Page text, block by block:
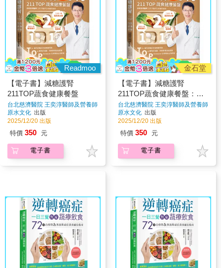
Readmoo
【電子書】減糖護腎
211TOP蔬食健康餐盤
台北慈濟醫院 王奕淳醫師及營養師
團隊著
原水文化 出版
2025/12/20 出版
特價 350 元
電子書
金石堂
【電子書】減糖護腎
211TOP蔬食健康餐盤：跟
著醫生這樣吃，遠離糖尿病
腎臟病危機
台北慈濟醫院 王奕淳醫師及營養師
團隊著
原水文化 出版
2025/12/20 出版
特價 350 元
電子書